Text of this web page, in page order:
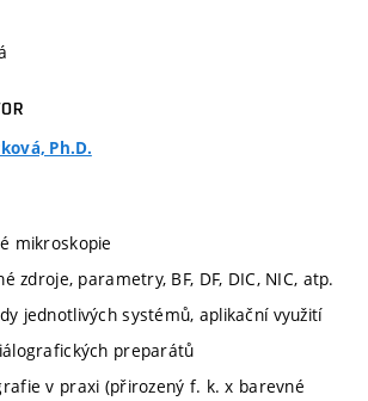
Ph.D.
mikroskopie
zdroje, parametry, BF, DF, DIC, NIC, atp.
jednotlivých systémů, aplikační využití
preparátů
v praxi (přirozený f. k. x barevné